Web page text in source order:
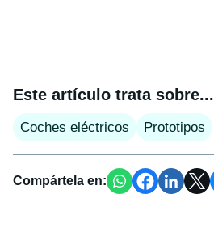
Este artículo trata sobre...
Coches eléctricos Prototipos
Compártela en: